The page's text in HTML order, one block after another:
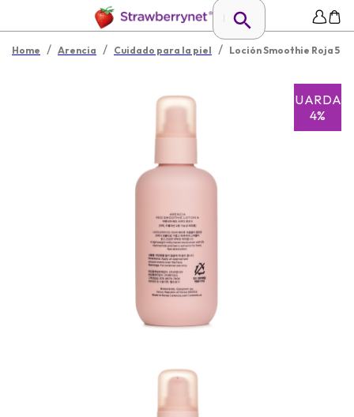
Home / Arencia / Cuidado para la piel / Loción Smoothie Roja 5
GUARDAR
4%